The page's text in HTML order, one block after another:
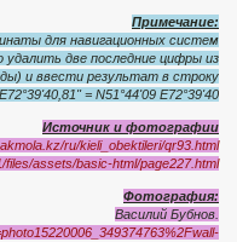
Примечание:
для навигационных систем
удалить две последние цифры из
и ввести результат в строку
= N51°44'09 E72°39'40
Источник и фотографии
ru/kieli_obektileri/qr93.html
assets/basic-html/page227.html
Фотография:
Василий Бубнов.